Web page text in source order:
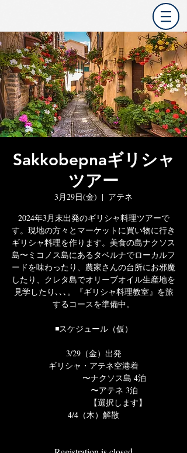
Sakkobepnaギリシャ
ツアー
3月29日(金)
  |
アテネ
2024年3月末出発のギリシャ料理ツアーで
す。現地の方々とマーケットに買い物に行き
ギリシャ料理を作ります。美食の島ナクソス
島〜ミコノス島にあるタベルナでローカルフ
ードを味わったり、農家さんの台所にお邪魔
したり、クレタ島でオリーブオイル生産地を
見学したり､､､。『ギリシャ料理教室』を旅
するコースを準備中。
◾️スケジュール（仮）
3/29（金）出発
ギリシャ・アテネ空港着
〜ナクソス島 4泊
〜アテネ 3泊
【選択します】
4/4（木）解散